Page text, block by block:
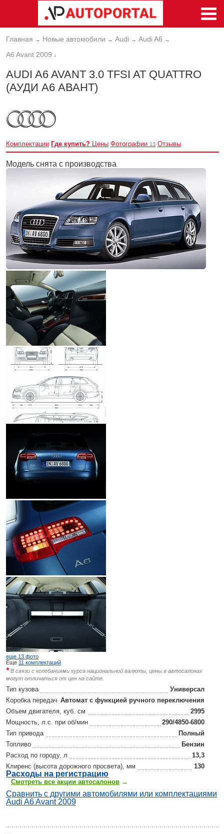
Главная → Новые автомобили → Audi → Audi A6 →
A6 Avant 2009 ↓
AUDI A6 AVANT 3.0 TFSI AT QUATTRO
(АУДИ А6 АВАНТ)
Комплектации Где купить? Цены Фотографии 13 Отзывы
Модель снята с производства
еще 13 фото
Еще 11 комплектаций
*В связи с колебаниями курса национальной валюты, цены в автосалонах
могут отличаться от цен на сайте.
Тип кузова
Универсал
Коробка передач Автомат с функцией ручного переключения
Объем двигателя, куб. см
2995
Мощность, л.с. при об/мин
290/4850-6800
Тип привода
Полный
Топливо
Бензин
Расход по городу, л
13,3
Клиренс (высота дорожного просвета), мм
130
Расходы на регистрацию
Смотреть все акции автосалонов →
Сравнить с другими автомобилями или комплектациями
Audi A6 Avant 2009